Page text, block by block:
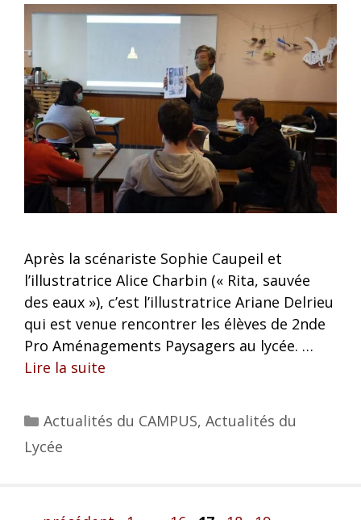
Après la scénariste Sophie Caupeil et
l’illustratrice Alice Charbin (« Rita, sauvée
des eaux »), c’est l’illustratrice Ariane Delrieu
qui est venue rencontrer les élèves de 2nde
Pro Aménagements Paysagers au lycée. …
Lire la suite
Actualités du CAMPUS, Actualités du
Lycée